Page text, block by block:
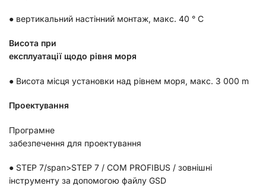
● вертикальний настінний монтаж, макс. 40 ° C
Висота при
експлуатації щодо рівня моря
● Висота місця установки над рівнем моря, макс. 3 000 m
Проектування
Програмне
забезпечення для проектування
● STEP 7/span>STEP 7 / COM PROFIBUS / зовнішні
інструменту за допомогою файлу GSD